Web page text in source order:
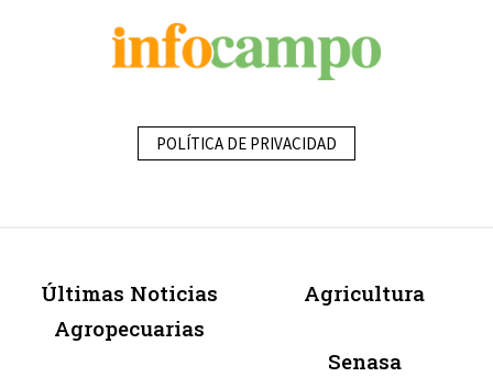
POLÍTICA DE PRIVACIDAD
Últimas Noticias
Agropecuarias
Agricultura
Senasa